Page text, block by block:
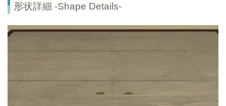
形状詳細 -Shape Details-